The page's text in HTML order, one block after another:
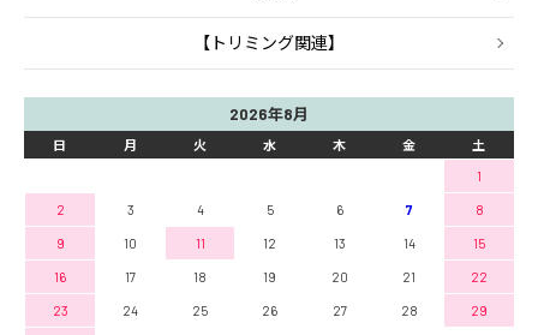
【トリミング関連】
2026年8月
日 月 火 水 木 金
土
1
2 3 4 5 6 7 8
9 10 11 12 13 14 15
16 17 18 19 20 21 22
23 24 25 26 27 28 29